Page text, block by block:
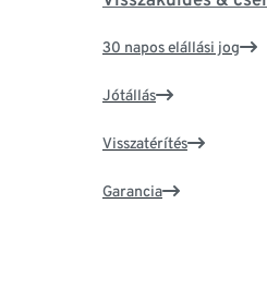
30 napos elállási jog
Jótállás
Visszatérítés
Garancia